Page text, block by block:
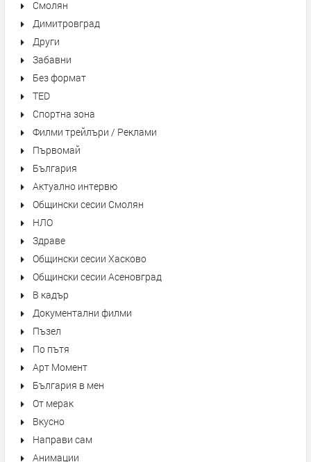
Смолян
Димитровград
Други
Забавни
Без формат
TED
Спортна зона
Филми трейлъри / Реклами
Първомай
България
Актуално интервю
Общински сесии Смолян
НЛО
Здраве
Общински сесии Хасково
Общински сесии Асеновград
В кадър
Документални филми
Пъзел
По пътя
Арт Момент
България в мен
От мерак
Вкусно
Направи сам
Анимации